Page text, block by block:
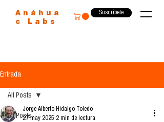
Anáhua
c Labs
Suscríbete
Entrada
All Posts
All Posts
Jorge Alberto Hidalgo Toledo
27 may 2025 2 min de lectura